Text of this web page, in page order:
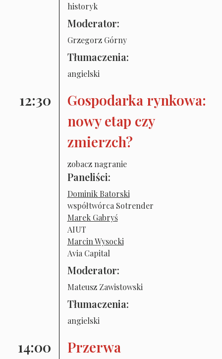
historyk
Moderator:
Grzegorz Górny
Tłumaczenia:
angielski
12:30
Gospodarka rynkowa:
nowy etap czy
zmierzch?
zobacz nagranie
Paneliści:
Dominik Batorski
współtwórca Sotrender
Marek Gabryś
AIUT
Marcin Wysocki
Avia Capital
Moderator:
Mateusz Zawistowski
Tłumaczenia:
angielski
14:00
Przerwa